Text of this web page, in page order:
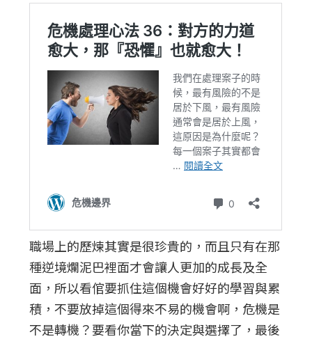
職場上的歷煉其實是很珍貴的，而且只有在那
種逆境爛泥巴裡面才會讓人更加的成長及全
面，所以看倌要抓住這個機會好好的學習與累
積，不要放掉這個得來不易的機會啊，危機是
不是轉機？要看你當下的決定與選擇了，最後